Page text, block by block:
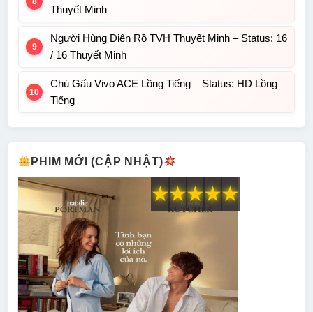
Thuyết Minh
Người Hùng Điên Rồ TVH Thuyết Minh – Status: 16
/ 16 Thuyết Minh
Chú Gấu Vivo ACE Lồng Tiếng – Status: HD Lồng
Tiếng
PHIM MỚI (CẬP NHẬT)
★
★
★
★
★